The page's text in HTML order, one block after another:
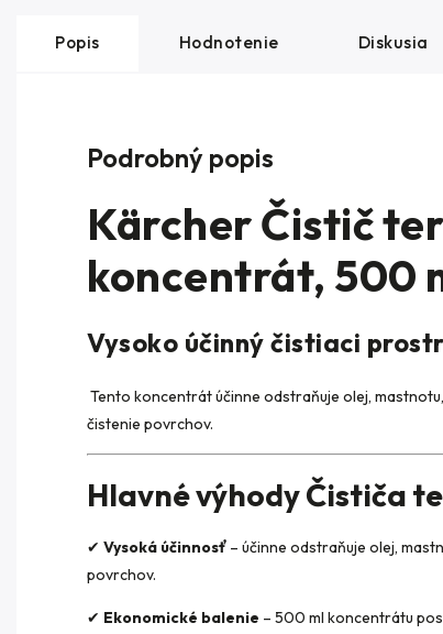
Popis Hodnotenie Diskusia
Podrobný popis
Kärcher Čistič
koncentrát, 500
Vysoko účinný čistiaci
Tento koncentrát účinne odstraňuje olej,
čistenie povrchov.
Hlavné výhody Čističa
✔ Vysoká účinnosť – účinne odstraňuje olej,
povrchov.
✔ Ekonomické balenie – 500 ml koncentrátu